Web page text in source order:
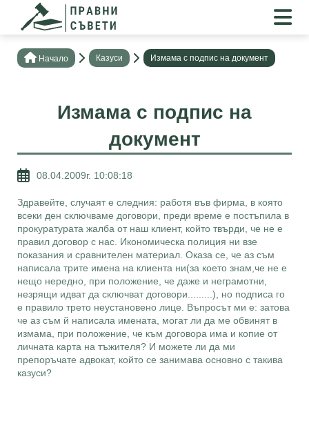
Нaчало Казуси Измама с подпис на документ
Измама с подпис на
документ
08.04.2009г. 10:08:18
Здравейте, случаят е следния: работя във фирма, в която
всеки ден сключваме договори, преди време е постъпила в
прокуратурата жалба от наш клиент, който твърди, че не е
правил договор с нас. Икономическа полиция ни взе
показания и сравнителен материал. Оказа се, че аз съм
написала трите имена на клиента ни(за което знам,че не е
нещо нередно, при положение, че даже и неграмотни,
незрящи идват да сключват договори.........), но подписа го
е правило трето неустановено лице. Въпросът ми е: затова
че аз съм й написала имената, могат ли да ме обвинят в
измама, при положение, че към договора има и копие от
личната карта на тъжителя? И можете ли да ми
препоръчате адвокат, който се занимава основно с такива
казуси?